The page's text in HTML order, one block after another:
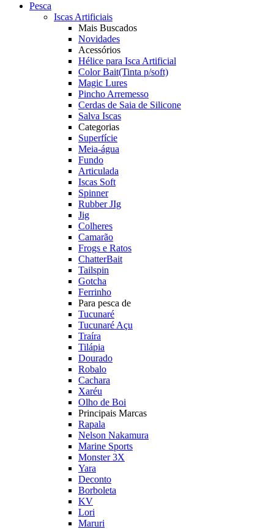
Pesca
Iscas Artificiais
Mais Buscados
Novidades
Acessórios
Hélice para Isca Artificial
Color Bait(Tinta p/soft)
Magic Lures
Pincho Arremesso
Cerdas de Saia de Silicone
Salva Iscas
Categorias
Superfície
Meia-água
Fundo
Articulada
Iscas Soft
Spinner
Rubber JIg
Jig
Colheres
Camarão
Frogs e Ratos
ChatterBait
Tailspin
Gotcha
Ferrinho
Para pesca de
Tucunaré
Tucunaré Açu
Traíra
Tilápia
Dourado
Robalo
Cachara
Xaréu
Olho de Boi
Principais Marcas
Rapala
Nelson Nakamura
Marine Sports
Monster 3X
Yara
Deconto
Borboleta
KV
Lori
Maruri